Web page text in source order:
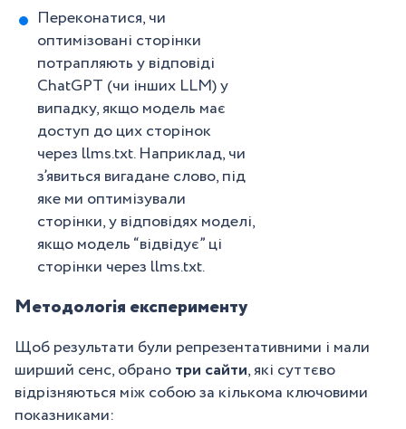
Переконатися, чи
оптимізовані сторінки
потрапляють у відповіді
ChatGPT (чи інших LLM) у
випадку, якщо модель має
доступ до цих сторінок
через llms.txt. Наприклад, чи
з’явиться вигадане слово, під
яке ми оптимізували
сторінки, у відповідях моделі,
якщо модель “відвідує” ці
сторінки через llms.txt.
Методологія експерименту
Щоб результати були репрезентативними і мали
ширший сенс, обранотри сайти, які суттєво
відрізняються між собою за кількома ключовими
показниками: